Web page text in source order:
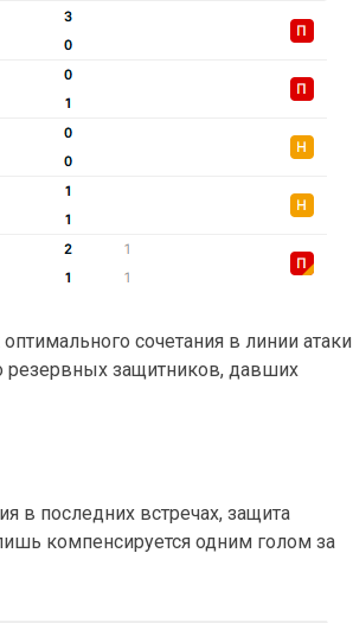
сочетания в линии атаки
резервных защитников, давших
в последних встречах, защита
компенсируется одним голом за